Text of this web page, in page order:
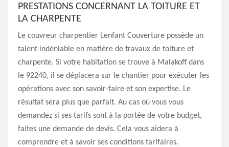
PRESTATIONS CONCERNANT LA TOITURE ET
LA CHARPENTE
Le couvreur charpentier Lenfant Couverture possède un
talent indéniable en matière de travaux de toiture et
charpente. Si votre habitation se trouve à Malakoff dans
le 92240, il se déplacera sur le chantier pour exécuter les
opérations avec son savoir-faire et son expertise. Le
résultat sera plus que parfait. Au cas où vous vous
demandez si ses tarifs sont à la portée de votre budget,
faites une demande de devis. Cela vous aidera à
comprendre et à savoir ses conditions tarifaires.